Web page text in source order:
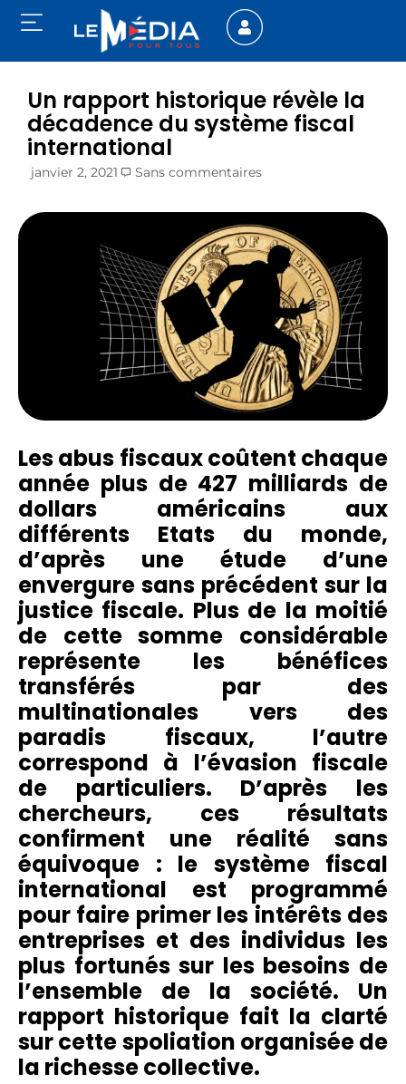
Un rapport historique révèle la
décadence du système fiscal
international
janvier 2, 2021 Sans commentaires
Les abus fiscaux coûtent chaque
année plus de 427 milliards de
dollars américains aux
différents Etats du monde,
d’après une étude d’une
envergure sans précédent sur la
justice fiscale. Plus de la moitié
de cette somme considérable
représente les bénéfices
transférés par des
multinationales vers des
paradis fiscaux, l’autre
correspond à l’évasion fiscale
de particuliers. D’après les
chercheurs, ces résultats
confirment une réalité sans
équivoque : le système fiscal
international est programmé
pour faire primer les intérêts des
entreprises et des individus les
plus fortunés sur les besoins de
l’ensemble de la société. Un
rapport historique fait la clarté
sur cette spoliation organisée de
la richesse collective.